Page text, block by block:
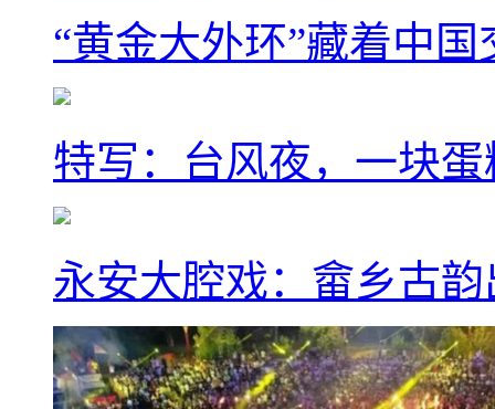
“黄金大外环”藏着中
特写：台风夜，一块
永安大腔戏：畲乡古